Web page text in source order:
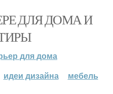
ДЛЯ ДОМА И
для дома
идеи дизайна мебель